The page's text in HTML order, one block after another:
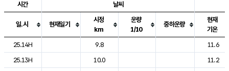
도시별 기상실황표로 지점, 날씨, 기온, 강수, 바람, 기압등을 안내한 표입
시간 날씨
일.시 현재일기
시정
km
운량
1/10
중하운량
현재
기온
25.14H
9.8
11.6
25.13H
10.0
11.2